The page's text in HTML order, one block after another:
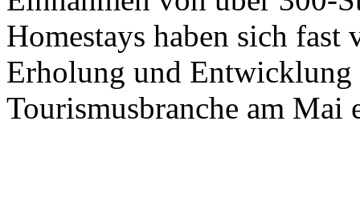
Homestays haben sich fast
Erholung und
Tourismusbranche am Mai